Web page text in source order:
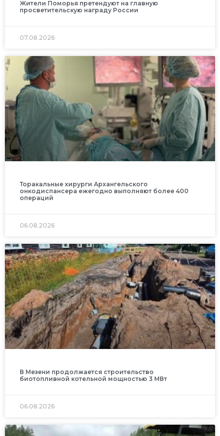
Жители Поморья претендуют на главную
просветительскую награду России
07.08.2026
Торакальные хирурги Архангельского
онкодиспансера ежегодно выполняют более 400
операций
06.08.2026
В Мезени продолжается строительство
биотопливной котельной мощностью 3 МВт
06.08.2026